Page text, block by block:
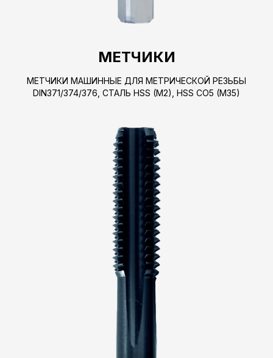
МЕТЧИКИ
МЕТЧИКИ МАШИННЫЕ ДЛЯ МЕТРИЧЕСКОЙ РЕЗЬБЫ
DIN371/374/376, СТАЛЬ HSS (M2), HSS CO5 (M35)